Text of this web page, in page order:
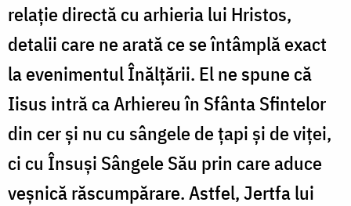
relație directă cu arhieria lui Hristos,
detalii care ne arată ce se întâmplă exact
la evenimentul Înălțării. El ne spune că
Iisus intră ca Arhiereu în Sfânta Sfintelor
din cer și nu cu sângele de țapi și de viței,
ci cu Însuși Sângele Său prin care aduce
veșnică răscumpărare. Astfel, Jertfa lui